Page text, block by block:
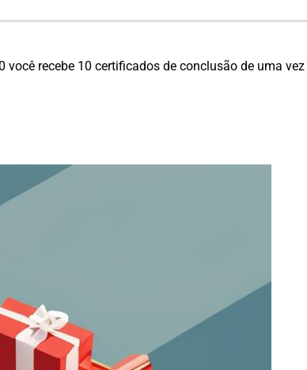
recebe 10 certificados de conclusão de uma vez